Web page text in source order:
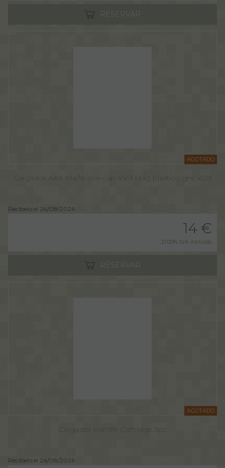
RESERVAR
AGOTADO
Cargador A&K M4/16 low-cap 45rd Mag plastico gris a031
Recíbelo el 24/08/2026
14 €
21.00% IVA incluido
RESERVAR
AGOTADO
Cargador Kar98k Cartridge 5pc
Recíbelo el 24/08/2026